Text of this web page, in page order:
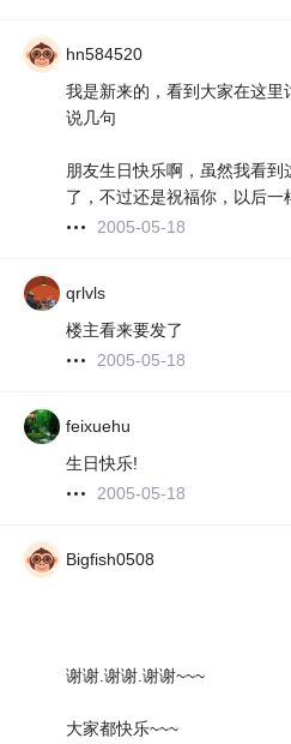
hn584520
我是新来的，看到大家在这里
说几句
朋友生日快乐啊，虽然我看
了，不过还是祝福你，以后一
2005-05-18
qrlvls
楼主看来要发了
2005-05-18
feixuehu
生日快乐!
2005-05-18
Bigfish0508
谢谢.谢谢.谢谢~~~
大家都快乐~~~